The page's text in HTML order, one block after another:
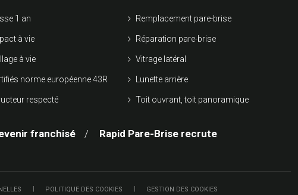
1 an
à vie
à vie
norme européenne 43R
respecté
Remplacement pare-brise
Réparation pare-brise
Vitrage latéral
Lunette arrière
Toit ouvrant, toit panoramique
franchisé
Rapid Pare-Brise recrute
POLITIQUE DES COOKIES GESTION DES COOKIES